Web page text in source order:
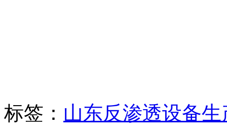
标签： 山东反渗透设备生